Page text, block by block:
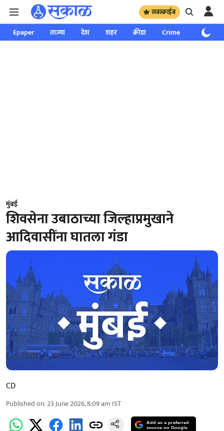
सबस्क्राईब
Epaper ताज्या देश शहर क्रीडा Crime साप्ताहिक
मुंबई
शिवसेना उबाठाच्या जिल्हाप्रमुखाने
आदिवासींना घातला गंडा
CD
Published on:23 June 2026, 8:09 am IST
Add as a preferred
source on Google